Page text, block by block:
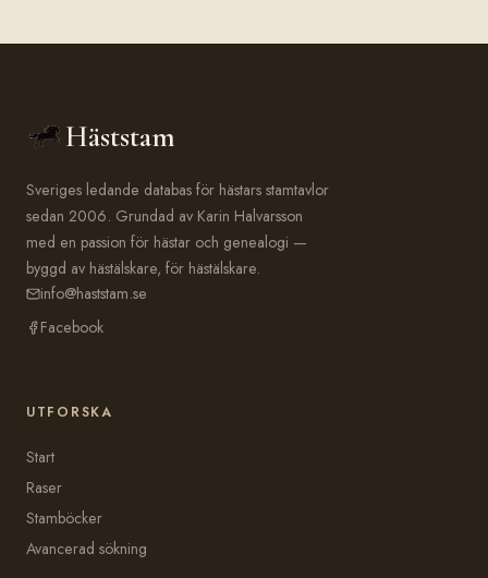
Häststam
Sveriges ledande databas för hästars stamtavlor
sedan 2006. Grundad av Karin Halvarsson
med en passion för hästar och genealogi —
byggd av hästälskare, för hästälskare.
info@haststam.se
Facebook
UTFORSKA
Start
Raser
Stamböcker
Avancerad sökning